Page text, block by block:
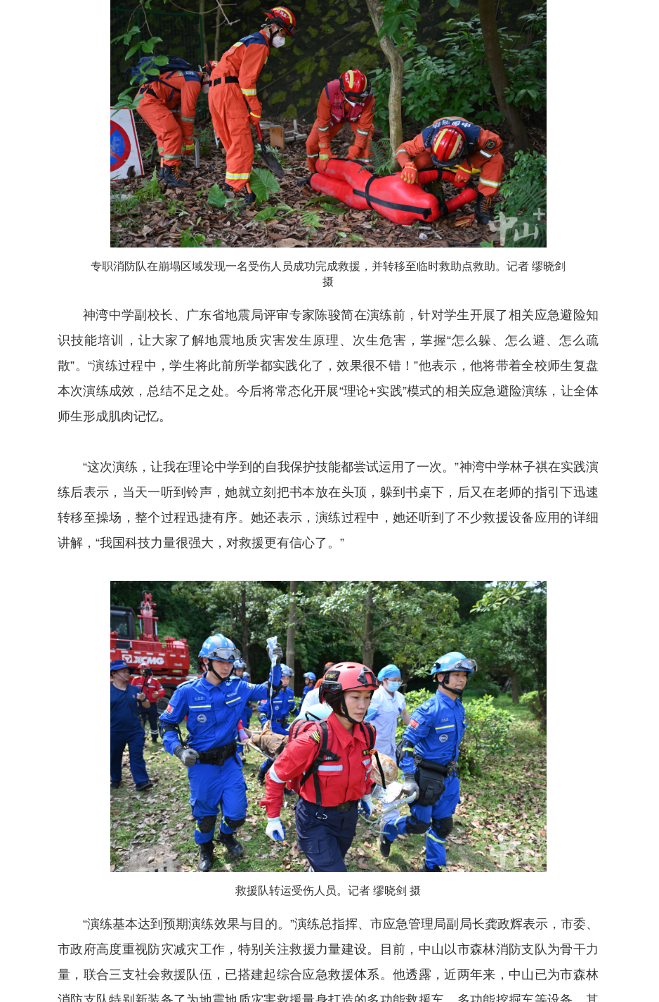
专职消防队在崩塌区域发现一名受伤人员成功完成救援，并转移至临时救助点救助。记者 缪晓剑
摄
神湾中学副校长、广东省地震局评审专家陈骏简在演练前，针对学生开展了相关应急避险知
识技能培训，让大家了解地震地质灾害发生原理、次生危害，掌握“怎么躲、怎么避、怎么疏
散”。“演练过程中，学生将此前所学都实践化了，效果很不错！”他表示，他将带着全校师生复盘
本次演练成效，总结不足之处。今后将常态化开展“理论+实践”模式的相关应急避险演练，让全体
师生形成肌肉记忆。
“这次演练，让我在理论中学到的自我保护技能都尝试运用了一次。”神湾中学林子祺在实践演
练后表示，当天一听到铃声，她就立刻把书本放在头顶，躲到书桌下，后又在老师的指引下迅速
转移至操场，整个过程迅捷有序。她还表示，演练过程中，她还听到了不少救援设备应用的详细
讲解，“我国科技力量很强大，对救援更有信心了。”
救援队转运受伤人员。记者 缪晓剑 摄
“演练基本达到预期演练效果与目的。”演练总指挥、市应急管理局副局长龚政辉表示， 市委、
市政府高度重视防灾减灾工作 ，特别关注救援力量建设。目前，中山以市森林消防支队为骨干力
量，联合三支社会救援队伍，已搭建起综合应急救援体系。他透露，近两年来，中山已为市森林